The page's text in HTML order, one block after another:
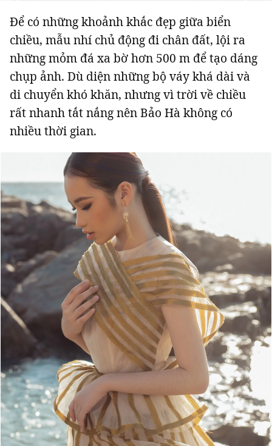
Để có những khoảnh khắc đẹp giữa biển
chiều, mẫu nhí chủ động đi chân đất, lội ra
những mỏm đá xa bờ hơn 500 m để tạo dáng
chụp ảnh. Dù diện những bộ váy khá dài và
di chuyển khó khăn, nhưng vì trời về chiều
rất nhanh tắt nắng nên Bảo Hà không có
nhiều thời gian.